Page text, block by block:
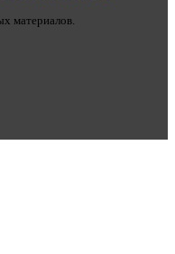
материалов.